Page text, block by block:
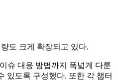
도 크게 확장되고 있다.
슈 대응 방법까지 폭넓게 다룬
있도록 구성했다. 또한 각 챕터